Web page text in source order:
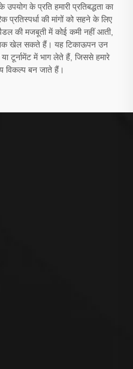
के प्रति हमारी प्रतिबद्धता का
की मांगों को सहने के लिए
की मजबूती में कोई कमी नहीं आती,
खेल सकते हैं। यह टिकाऊपन उन
टूर्नामेंट में भाग लेते हैं, जिससे हमारे
विकल्प बन जाते हैं।